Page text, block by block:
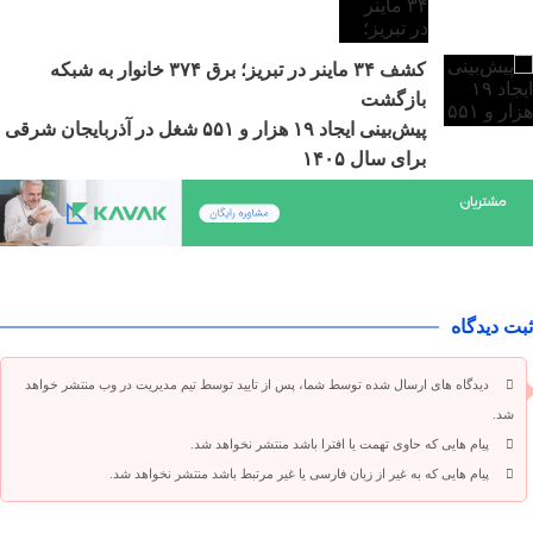
کشف ۳۴ ماینر در تبریز؛ برق ۳۷۴ خانوار به شبکه
بازگشت
پیش‌بینی ایجاد ۱۹ هزار و ۵۵۱ شغل در آذربایجان شرقی
برای سال ۱۴۰۵
ثبت دیدگاه
دیدگاه های ارسال شده توسط شما، پس از تایید توسط تیم مدیریت در وب منتشر خواهد
شد.
پیام هایی که حاوی تهمت یا افترا باشد منتشر نخواهد شد.
پیام هایی که به غیر از زبان فارسی یا غیر مرتبط باشد منتشر نخواهد شد.